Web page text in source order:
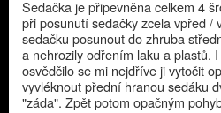
Sedačka je připevněna celkem 4
při posunutí sedačky zcela vpřed /
sedačku posunout do zhruba
a nehrozily odřením laku a plastů.
osvědčilo se mi nejdříve ji vytočit
vyvléknout přední hranou sedáku
"záda". Zpět potom opačným